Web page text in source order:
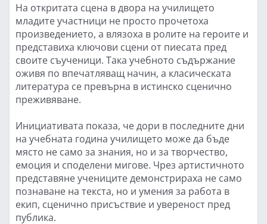
На откритата сцена в двора на училището
младите участници не просто прочетоха
произведението, а влязоха в ролите на героите и
представиха ключови сцени от пиесата пред
своите съученици. Така учебното съдържание
оживя по впечатляващ начин, а класическата
литература се превърна в истинско сценично
преживяване.
Инициативата показа, че дори в последните дни
на учебната година училището може да бъде
място не само за знания, но и за творчество,
емоция и споделени мигове. Чрез артистичното
представяне учениците демонстрираха не само
познаване на текста, но и умения за работа в
екип, сценично присъствие и увереност пред
публика.